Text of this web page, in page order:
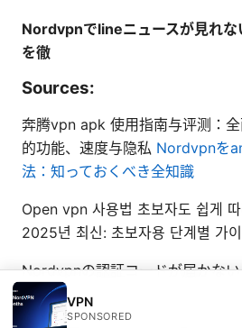
Nordvpnでlineニュースが見れな
を徹
Sources:
奔腾vpn apk 使用指南与评测：
的功能、速度与隐私 Nordvpnを
法：知っておくべき全知識
Open vpn 사용법 초보자도 쉽게
2025년 최신: 초보자용 단계별 가
Nordvpnの認証コードが届かな
底
VPN
SPONSORED